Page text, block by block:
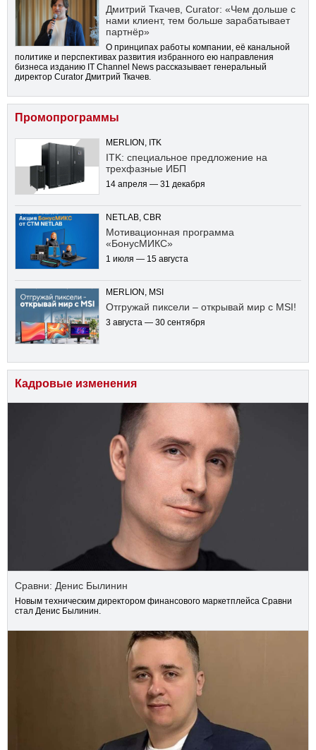
Дмитрий Ткачев, Curator: «Чем дольше с
нами клиент, тем больше зарабатывает
партнёр»
О принципах работы компании, её канальной
политике и перспективах развития избранного ею направления
бизнеса изданию IT Channel News рассказывает генеральный
директор Curator Дмитрий Ткачев.
Промопрограммы
MERLION, ITK
ITK: специальное предложение на
трехфазные ИБП
14 апреля — 31 декабря
NETLAB, CBR
Мотивационная программа
«БонусМИКС»
1 июля — 15 августа
MERLION, MSI
Отгружай пиксели – открывай мир с MSI!
3 августа — 30 сентября
Кадровые изменения
Сравни: Денис Былинин
Новым техническим директором финансового маркетплейса Сравни
стал Денис Былинин.